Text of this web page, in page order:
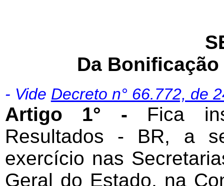
Da
- Vide Decreto n° 66.772, de
Artigo 1° - Fica
Resultados - BR, a
exercício nas
Geral do Estado, na